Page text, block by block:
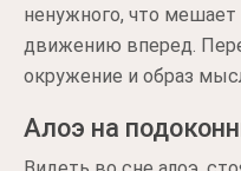
ненужного, что
движению вперед.
окружение и образ
Алоэ на